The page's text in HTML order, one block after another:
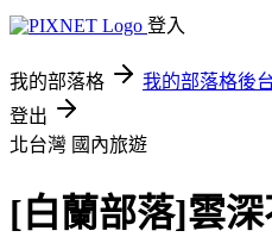
登入
我的部落格 我的部落格後
登出
北台灣 國內旅遊
[白蘭部落]雲